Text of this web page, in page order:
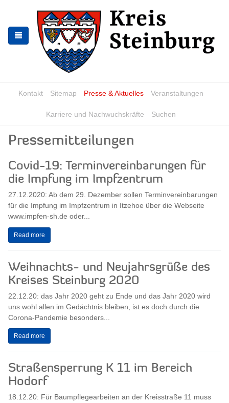
springen
springen
Kontakt Sitemap Presse & Aktuelles Veranstaltungen
Karriere und Nachwuchskräfte Suchen
Pressemitteilungen
Covid-19: Terminvereinbarungen für
die Impfung im Impfzentrum
27.12.2020: Ab dem 29. Dezember sollen Terminvereinbarungen
für die Impfung im Impfzentrum in Itzehoe über die Webseite
www.impfen-sh.de oder...
Read more
Weihnachts- und Neujahrsgrüße des
Kreises Steinburg 2020
22.12.20: das Jahr 2020 geht zu Ende und das Jahr 2020 wird
uns wohl allen im Gedächtnis bleiben, ist es doch durch die
Corona-Pandemie besonders...
Read more
Straßensperrung K 11 im Bereich
Hodorf
18.12.20: Für Baumpflegearbeiten an der Kreisstraße 11 muss